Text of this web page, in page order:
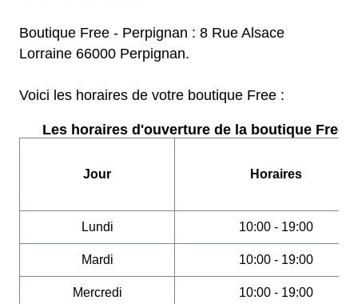
Boutique Free - Perpignan : 8 Rue Alsace
Lorraine 66000 Perpignan.
Voici les horaires de votre boutique Free :
Les horaires d'ouverture de la boutique Free :
Jour Horaires
Lundi 10:00 - 19:00
Mardi 10:00 - 19:00
Mercredi 10:00 - 19:00